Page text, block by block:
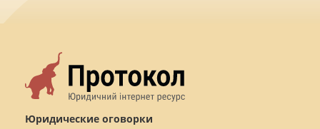
Юридические оговорки